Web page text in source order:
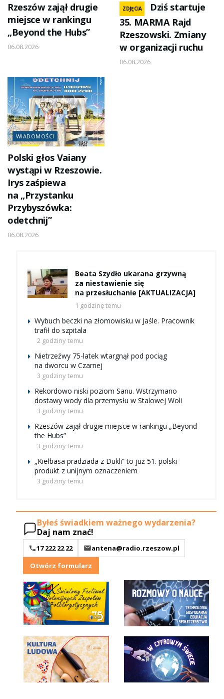
Rzeszów zajął drugie
miejsce w rankingu
„Beyond the Hubs”
06.08.2026
ZDJĘCIA
Dziś startuje
35. MARMA Rajd
Rzeszowski. Zmiany
w organizacji ruchu
06.08.2026
WIADOMOŚCI
Polski głos Vaiany
wystąpi w Rzeszowie.
Irys zaśpiewa
na „Przystanku
Przybyszówka:
odetchnij”
06.08.2026
Beata Szydło ukarana grzywną
za niestawienie się
na przesłuchanie [AKTUALIZACJA]
1 godzinę temu
Wybuch beczki na złomowisku w Jaśle. Pracownik
trafił do szpitala
2 godziny temu
Nietrzeźwy 75-latek wtargnął pod pociąg
na dworcu w Czarnej
3 godziny temu
Rekordowo niski poziom Sanu. Wstrzymano
dostawy wody dla przemysłu w Stalowej Woli
3 godziny temu
Rzeszów zajął drugie miejsce w rankingu „Beyond
the Hubs”
3 godziny temu
„Kiełbasa pradziada z Dukli” to już 51. polski
produkt z unijnym oznaczeniem
3 godziny temu
Byłeś świadkiem ważnego wydarzenia?
Daj nam znać!
17 222 22 22
antena@radio.rzeszow.pl
Otwórz formularz